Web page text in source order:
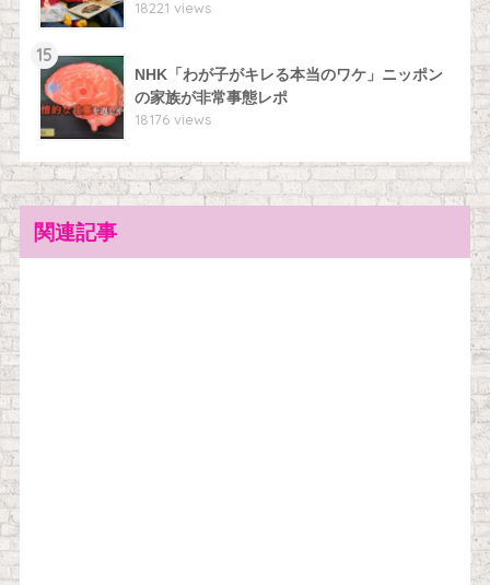
18221 views
15
NHK「わが子がキレる本当のワケ」ニッポン
の家族が非常事態レポ
18176 views
関連記事